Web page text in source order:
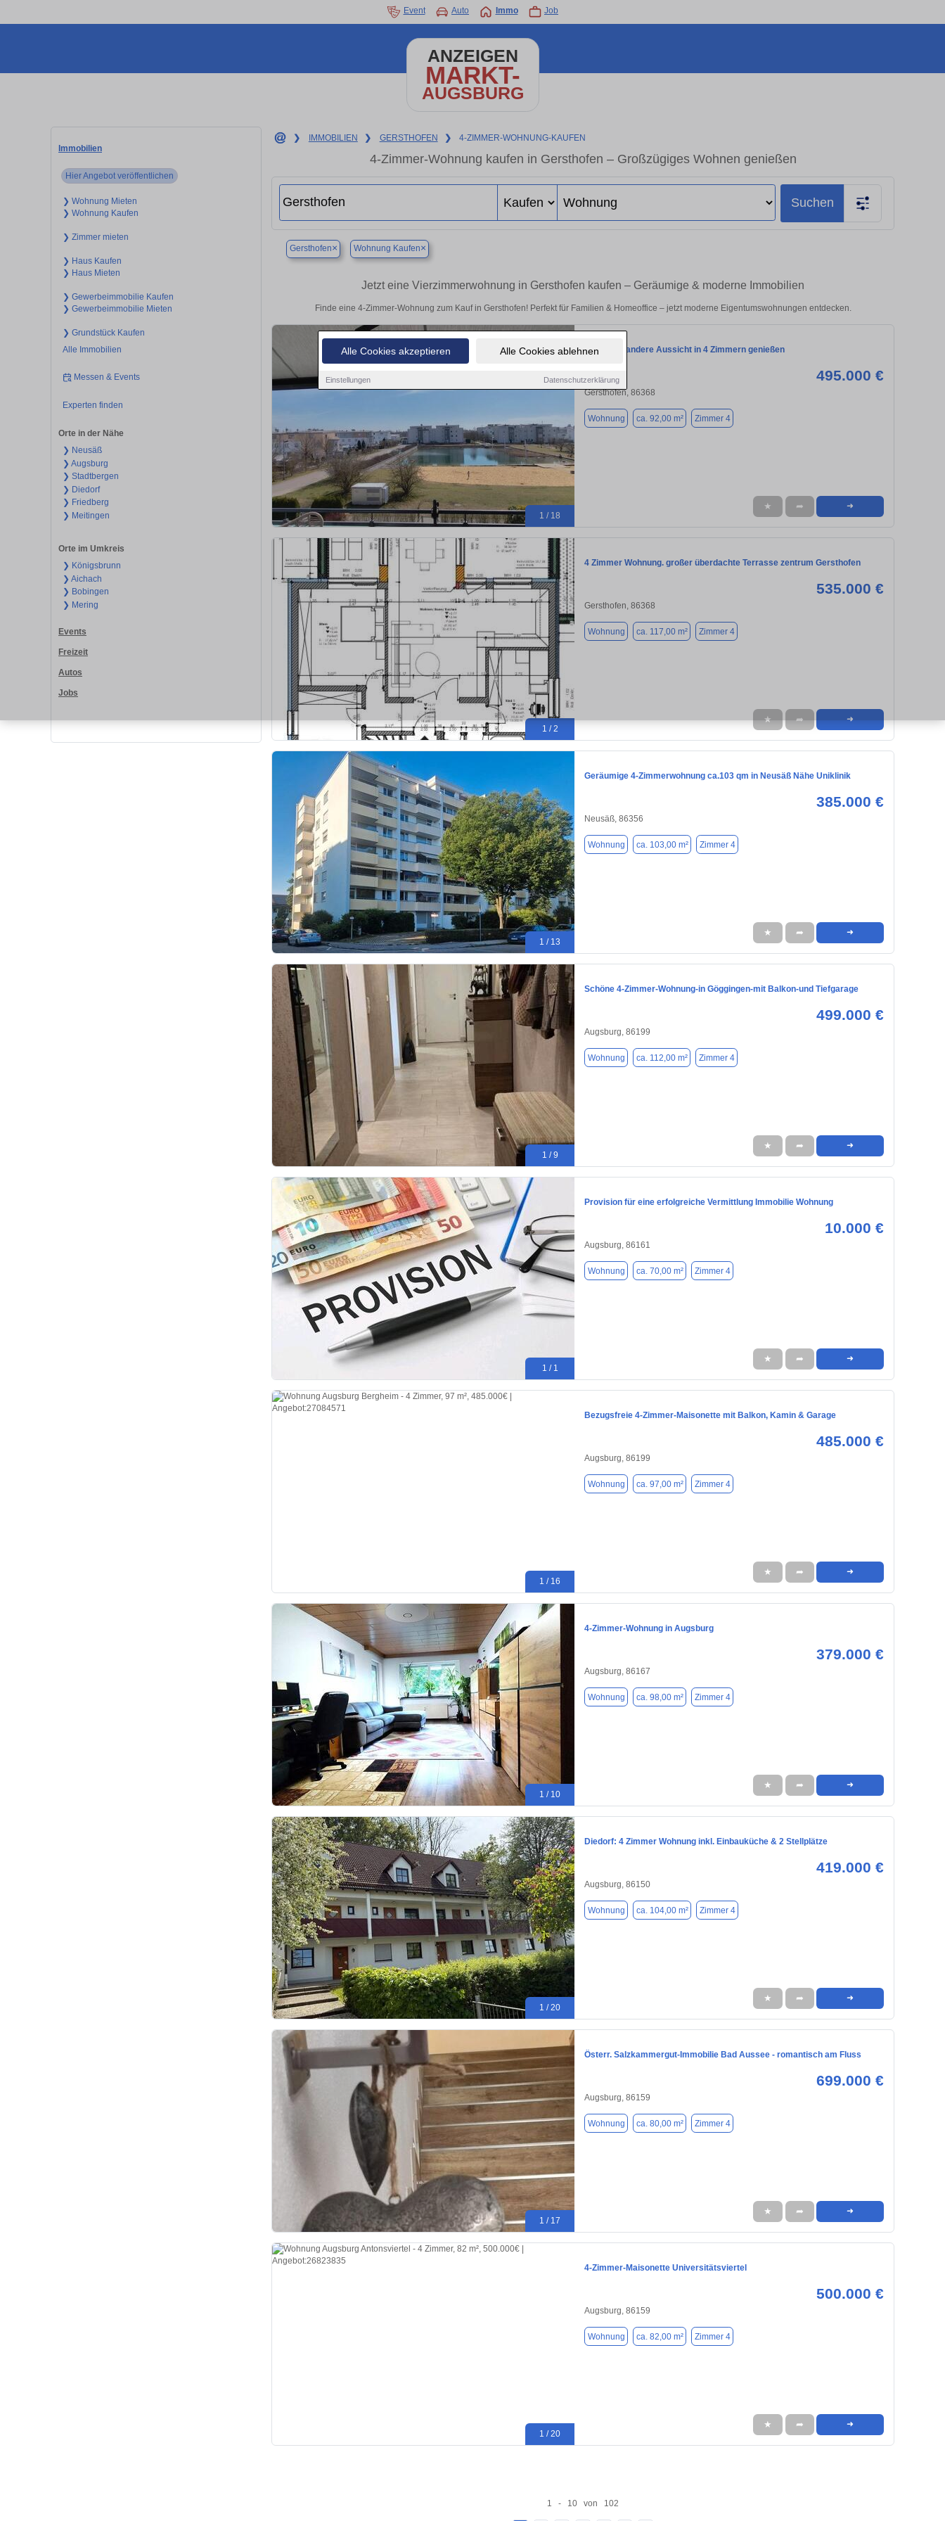
Alle Cookies akzeptieren Alle Cookies ablehnen
Einstellungen Datenschutzerklärung
Event Auto Immo Job
ANZEIGEN
MARKT-
AUGSBURG
Immobilien
Hier Angebot veröffentlichen
❯ Wohnung Mieten
❯ Wohnung Kaufen
❯ Zimmer mieten
❯ Haus Kaufen
❯ Haus Mieten
❯ Gewerbeimmobilie Kaufen
❯ Gewerbeimmobilie Mieten
❯ Grundstück Kaufen
Alle Immobilien
Messen & Events
Experten finden
Orte in der Nähe
❯ Neusäß
❯ Augsburg
❯ Stadtbergen
❯ Diedorf
❯ Friedberg
❯ Meitingen
Orte im Umkreis
❯ Königsbrunn
❯ Aichach
❯ Bobingen
❯ Mering
Events
Freizeit
Autos
Jobs
❯ IMMOBILIEN ❯ GERSTHOFEN ❯ 4-ZIMMER-WOHNUNG-KAUFEN
4-Zimmer-Wohnung kaufen in Gersthofen – Großzügiges Wohnen genießen
Suchen
Gersthofen× Wohnung Kaufen×
Jetzt eine Vierzimmerwohnung in Gersthofen kaufen – Geräumige & moderne Immobilien
Finde eine 4-Zimmer-Wohnung zum Kauf in Gersthofen! Perfekt für Familien & Homeoffice – jetzt moderne Eigentumswohnungen entdecken.
1 / 18
Die etwas andere Aussicht in 4 Zimmern genießen
495.000 €
Gersthofen, 86368
Wohnung ca. 92,00 m² Zimmer 4
★ ➦ ➜
1 / 2
4 Zimmer Wohnung. großer überdachte Terrasse zentrum Gersthofen
535.000 €
Gersthofen, 86368
Wohnung ca. 117,00 m² Zimmer 4
★ ➦ ➜
1 / 13
Geräumige 4-Zimmerwohnung ca.103 qm in Neusäß Nähe Uniklinik
385.000 €
Neusäß, 86356
Wohnung ca. 103,00 m² Zimmer 4
★ ➦ ➜
1 / 9
Schöne 4-Zimmer-Wohnung-in Göggingen-mit Balkon-und Tiefgarage
499.000 €
Augsburg, 86199
Wohnung ca. 112,00 m² Zimmer 4
★ ➦ ➜
1 / 1
Provision für eine erfolgreiche Vermittlung Immobilie Wohnung
10.000 €
Augsburg, 86161
Wohnung ca. 70,00 m² Zimmer 4
★ ➦ ➜
1 / 16
Bezugsfreie 4-Zimmer-Maisonette mit Balkon, Kamin & Garage
485.000 €
Augsburg, 86199
Wohnung ca. 97,00 m² Zimmer 4
★ ➦ ➜
1 / 10
4-Zimmer-Wohnung in Augsburg
379.000 €
Augsburg, 86167
Wohnung ca. 98,00 m² Zimmer 4
★ ➦ ➜
1 / 20
Diedorf: 4 Zimmer Wohnung inkl. Einbauküche & 2 Stellplätze
419.000 €
Augsburg, 86150
Wohnung ca. 104,00 m² Zimmer 4
★ ➦ ➜
1 / 17
Österr. Salzkammergut-Immobilie Bad Aussee - romantisch am Fluss
699.000 €
Augsburg, 86159
Wohnung ca. 80,00 m² Zimmer 4
★ ➦ ➜
1 / 20
4-Zimmer-Maisonette Universitätsviertel
500.000 €
Augsburg, 86159
Wohnung ca. 82,00 m² Zimmer 4
★ ➦ ➜
1 - 10 von 102